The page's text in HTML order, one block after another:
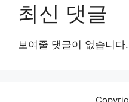
최신 댓글
보여줄 댓글이 없습니다.